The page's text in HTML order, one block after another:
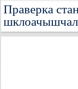
Праверка